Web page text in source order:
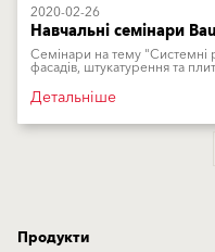
2020-02-26
Навчальні семінари
Семінари на тему "Системні
фасадів, штукатурення та
Детальніше
Продукти